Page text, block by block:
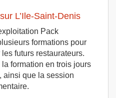
L’Ile-Saint-Denis
Pack
formations pour
futurs restaurateurs.
formation en trois jours
ainsi que la session